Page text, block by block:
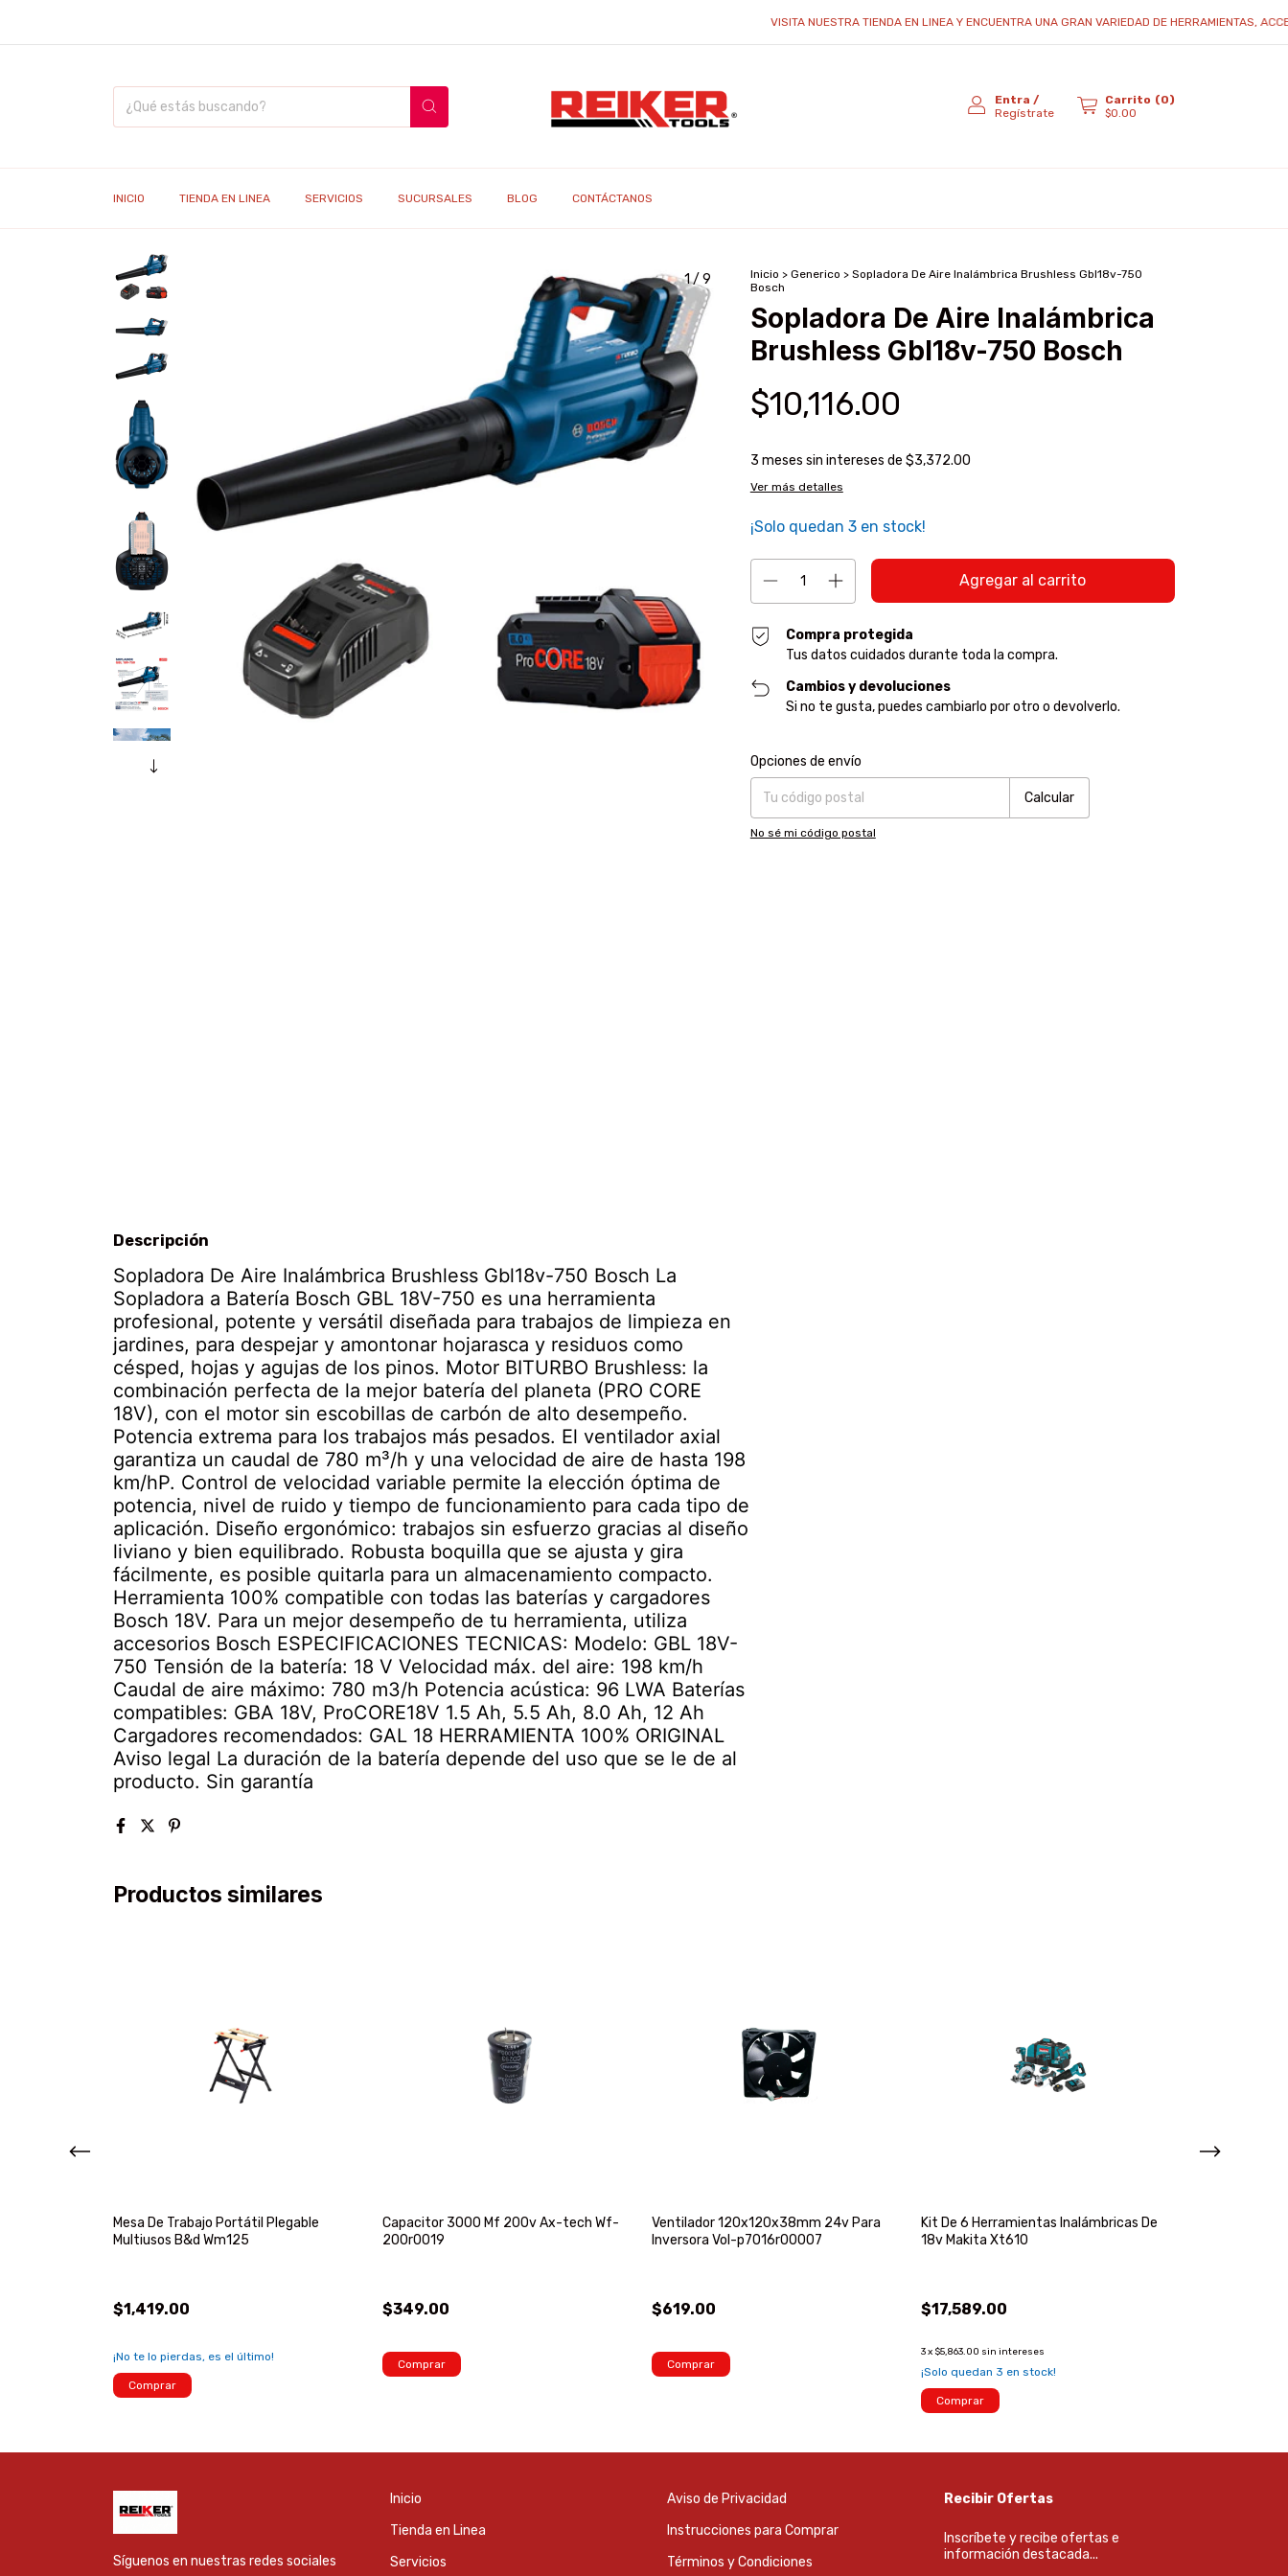
VISITA NUESTRA TIENDA EN LINEA Y ENCUENTRA UNA GRAN VARIEDAD DE HERRAMIENTAS,
Entra /
Regístrate
Carrito (0)
$0.00
INICIO TIENDA EN LINEA SERVICIOS SUCURSALES BLOG CONTÁCTANOS
1/ 9 Inicio > Generico > Sopladora De Aire Inalámbrica Brushless Gbl18v-750
Bosch
Sopladora De Aire Inalámbrica
Brushless Gbl18v-750 Bosch
$10,116.00
3 meses sin intereses de $3,372.00
Ver más detalles
¡Solo quedan 3en stock!
Compra protegida
Tus datos cuidados durante toda la compra.
Cambios y devoluciones
Si no te gusta, puedes cambiarlo por otro o devolverlo.
Entregas para el CP:
Opciones de envío
Calcular
No sé mi código postal
Descripción
Sopladora De Aire Inalámbrica Brushless Gbl18v-750 Bosch La
Sopladora a Batería Bosch GBL 18V-750 es una herramienta
profesional, potente y versátil diseñada para trabajos de limpieza en
jardines, para despejar y amontonar hojarasca y residuos como
césped, hojas y agujas de los pinos. Motor BITURBO Brushless: la
combinación perfecta de la mejor batería del planeta (PRO CORE
18V), con el motor sin escobillas de carbón de alto desempeño.
Potencia extrema para los trabajos más pesados. El ventilador axial
garantiza un caudal de 780 m³/h y una velocidad de aire de hasta 198
km/hP. Control de velocidad variable permite la elección óptima de
potencia, nivel de ruido y tiempo de funcionamiento para cada tipo de
aplicación. Diseño ergonómico: trabajos sin esfuerzo gracias al diseño
liviano y bien equilibrado. Robusta boquilla que se ajusta y gira
fácilmente, es posible quitarla para un almacenamiento compacto.
Herramienta 100% compatible con todas las baterías y cargadores
Bosch 18V. Para un mejor desempeño de tu herramienta, utiliza
accesorios Bosch ESPECIFICACIONES TECNICAS: Modelo: GBL 18V-
750 Tensión de la batería: 18 V Velocidad máx. del aire: 198 km/h
Caudal de aire máximo: 780 m3/h Potencia acústica: 96 LWA Baterías
compatibles: GBA 18V, ProCORE18V 1.5 Ah, 5.5 Ah, 8.0 Ah, 12 Ah
Cargadores recomendados: GAL 18 HERRAMIENTA 100% ORIGINAL
Aviso legal La duración de la batería depende del uso que se le de al
producto. Sin garantía
Productos similares
Mesa De Trabajo Portátil Plegable
Multiusos B&d Wm125
$1,419.00
¡No te lo pierdas, es el último!
Comprar
Capacitor 3000 Mf 200v Ax-tech Wf-
200r0019
$349.00
Comprar
Ventilador 120x120x38mm 24v Para
Inversora Vol-p7016r00007
$619.00
Comprar
Kit De 6 Herramientas Inalámbricas De
18v Makita Xt610
$17,589.00
3x $5,863.00 sin intereses
¡Solo quedan 3 en stock!
Comprar
Síguenos en nuestras redes sociales
Inicio
Tienda en Linea
Servicios
Aviso de Privacidad
Instrucciones para Comprar
Términos y Condiciones
Recibir Ofertas
Inscríbete y recibe ofertas e
información destacada...